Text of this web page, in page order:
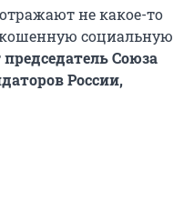
не какое-то
социальную
председатель Союза
России,